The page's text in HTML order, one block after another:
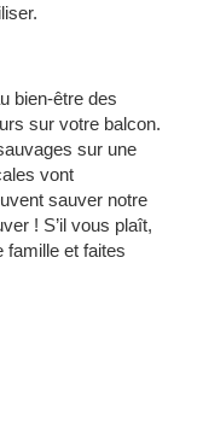
bien-être des
sur votre balcon.
sur une
vont
sauver notre
! S’il vous plaît,
famille et faites